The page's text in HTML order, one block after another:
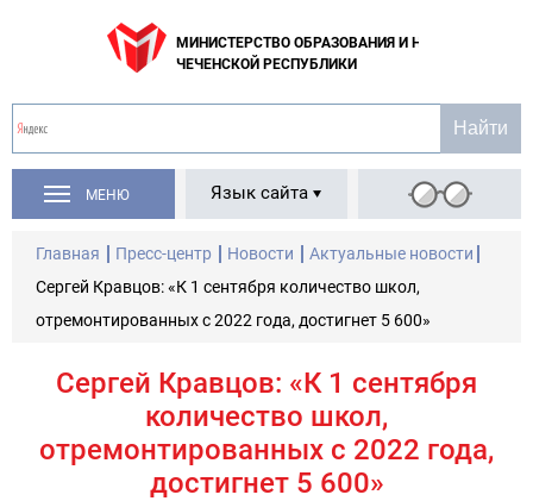
МИНИСТЕРСТВО ОБРАЗОВАНИЯ И НАУКИ
ЧЕЧЕНСКОЙ РЕСПУБЛИКИ
МЕНЮ Язык сайта
Главная Пресс-центр Новости
Актуальные новости
Сергей Кравцов: «К 1 сентября количество школ,
отремонтированных с 2022 года, достигнет 5 600»
Сергей Кравцов: «К 1 сентября
количество школ,
отремонтированных с 2022 года,
достигнет 5 600»